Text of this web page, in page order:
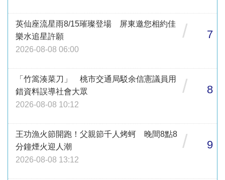
英仙座流星雨8/15璀璨登場 屏東邀您相約佳
樂水追星許願
2026-08-08 06:00
/ 7
「竹篙湊菜刀」 桃市交通局駁余信憲議員用
錯資料誤導社會大眾
2026-08-08 10:12
/ 8
王功漁火節開跑！父親節千人烤蚵 晚間8點8
分鐘煙火迎人潮
2026-08-08 13:12
/ 9